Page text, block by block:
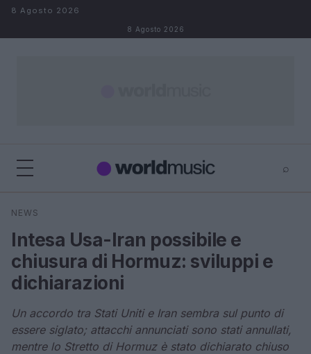
Salta al contenuto
8 Agosto 2026
8 Agosto 2026
⌕
Cerca
NEWS
Intesa Usa-Iran possibile e
chiusura di Hormuz: sviluppi e
dichiarazioni
Un accordo tra Stati Uniti e Iran sembra sul punto di
essere siglato; attacchi annunciati sono stati annullati,
mentre lo Stretto di Hormuz è stato dichiarato chiuso